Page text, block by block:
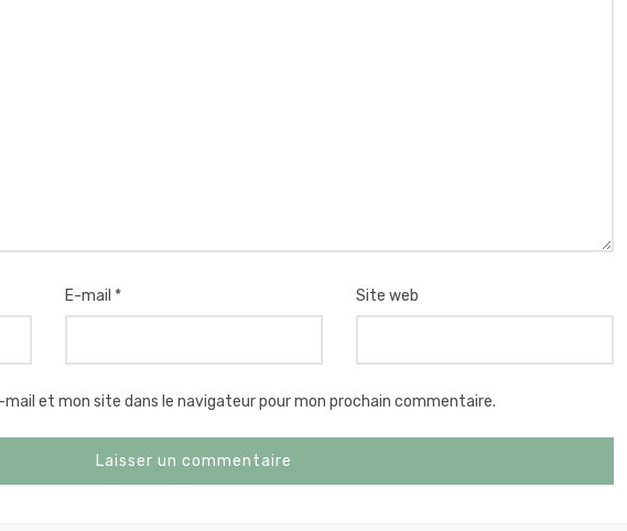
E-mail * Site web
et mon site dans le navigateur pour mon prochain commentaire.